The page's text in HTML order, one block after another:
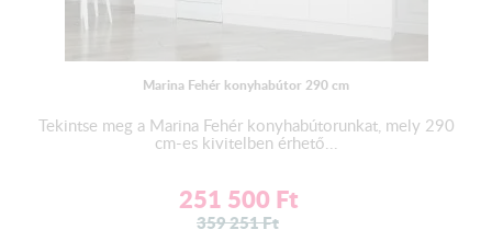
Marina Fehér konyhabútor 290 cm
Tekintse meg a Marina Fehér konyhabútorunkat, mely 290
cm-es kivitelben érhető...
251 500 Ft
359 251Ft